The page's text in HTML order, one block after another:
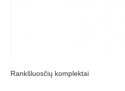
Rankšluosčių komplektai